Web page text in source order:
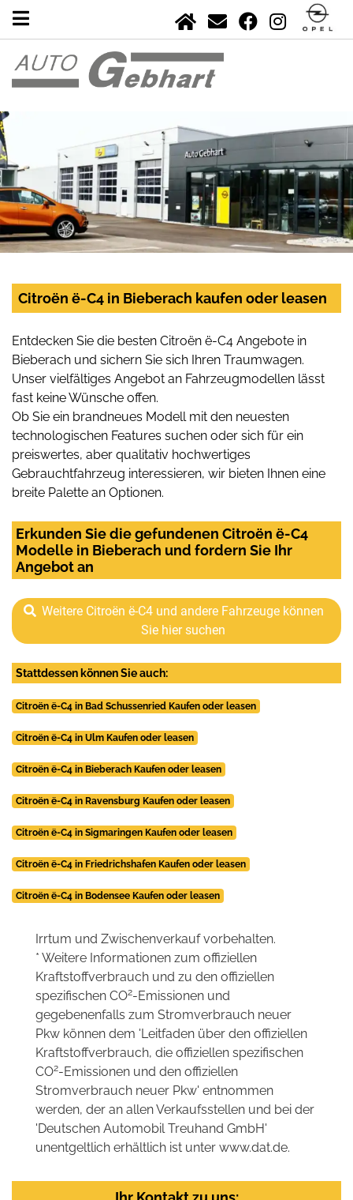
Citroën ë-C4 in Bieberach kaufen oder leasen
Entdecken Sie die besten Citroën ë-C4 Angebote in
Bieberach und sichern Sie sich Ihren Traumwagen.
Unser vielfältiges Angebot an Fahrzeugmodellen lässt
fast keine Wünsche offen.
Ob Sie ein brandneues Modell mit den neuesten
technologischen Features suchen oder sich für ein
preiswertes, aber qualitativ hochwertiges
Gebrauchtfahrzeug interessieren, wir bieten Ihnen eine
breite Palette an Optionen.
Erkunden Sie die gefundenen Citroën ë-C4
Modelle in Bieberach und fordern Sie Ihr
Angebot an
Weitere Citroën ë-C4 und andere Fahrzeuge können
Sie hier suchen
Stattdessen können Sie auch:
Citroën ë-C4 in Bad Schussenried Kaufen oder leasen
Citroën ë-C4 in Ulm Kaufen oder leasen
Citroën ë-C4 in Bieberach Kaufen oder leasen
Citroën ë-C4 in Ravensburg Kaufen oder leasen
Citroën ë-C4 in Sigmaringen Kaufen oder leasen
Citroën ë-C4 in Friedrichshafen Kaufen oder leasen
Citroën ë-C4 in Bodensee Kaufen oder leasen
Irrtum und Zwischenverkauf vorbehalten.
* Weitere Informationen zum offiziellen
Kraftstoffverbrauch und zu den offiziellen
spezifischen CO2-Emissionen und
gegebenenfalls zum Stromverbrauch neuer
Pkw können dem 'Leitfaden über den offiziellen
Kraftstoffverbrauch, die offiziellen spezifischen
CO2-Emissionen und den offiziellen
Stromverbrauch neuer Pkw' entnommen
werden, der an allen Verkaufsstellen und bei der
'Deutschen Automobil Treuhand GmbH'
unentgeltlich erhältlich ist unter www.dat.de.